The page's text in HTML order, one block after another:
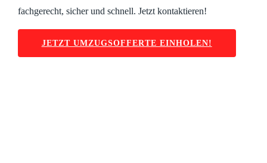
fachgerecht, sicher und schnell. Jetzt kontaktieren!
JETZT UMZUGSOFFERTE EINHOLEN!